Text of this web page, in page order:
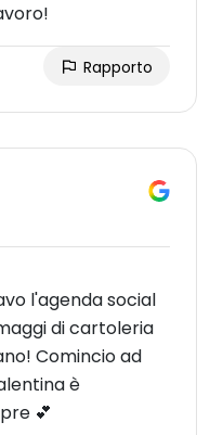
Rapporto
l'agenda social
di cartoleria
Comincio ad
è
💕